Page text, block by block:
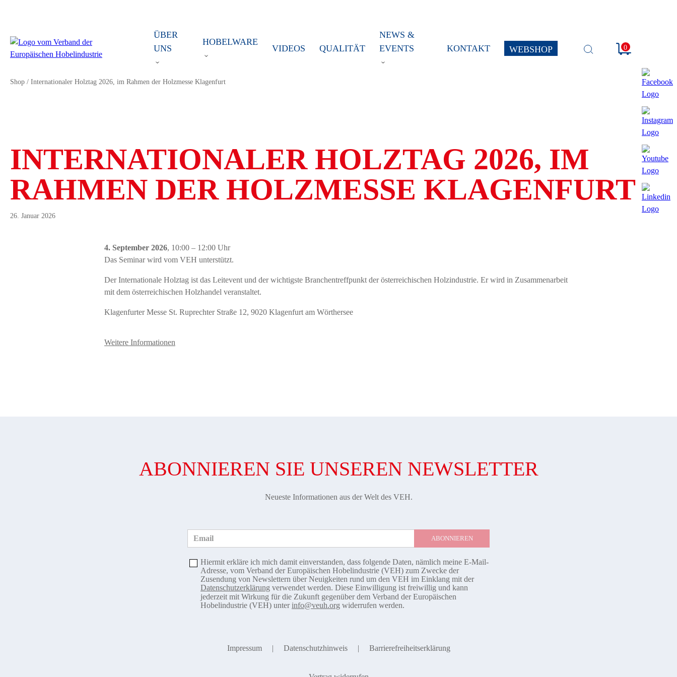
ÜBER
UNS
HOBELWARE
VIDEOS QUALITÄT
NEWS &
EVENTS
KONTAKT WEBSHOP
SUCHE
0
Shop / Internationaler Holztag 2026, im Rahmen der Holzmesse Klagenfurt
INTERNATIONALER HOLZTAG 2026, IM
RAHMEN DER HOLZMESSE KLAGENFURT
26. Januar 2026
4. September 2026, 10:00 – 12:00 Uhr
Das Seminar wird vom VEH unterstützt.
Der Internationale Holztag ist das Leitevent und der wichtigste Branchentreffpunkt der österreichischen Holzindustrie. Er wird in Zusammenarbeit
mit dem österreichischen Holzhandel veranstaltet.
Klagenfurter Messe St. Ruprechter Straße 12, 9020 Klagenfurt am Wörthersee
Weitere Informationen
ABONNIEREN SIE UNSEREN NEWSLETTER
Neueste Informationen aus der Welt des VEH.
Email
Hiermit erkläre ich mich damit einverstanden, dass folgende Daten, nämlich meine E-Mail-
Adresse, vom Verband der Europäischen Hobelindustrie (VEH) zum Zwecke der
Zusendung von Newslettern über Neuigkeiten rund um den VEH im Einklang mit der
Datenschutzerklärung verwendet werden. Diese Einwilligung ist freiwillig und kann
jederzeit mit Wirkung für die Zukunft gegenüber dem Verband der Europäischen
Hobelindustrie (VEH) unterinfo@veuh.org widerrufen werden.
Impressum Datenschutzhinweis Barrierefreiheitserklärung